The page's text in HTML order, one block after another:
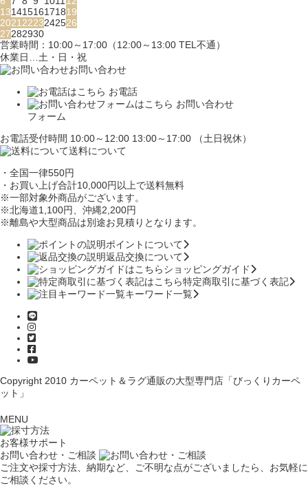
13141516171819
20212223242526
27282930
営業時間：10:00～17:00（12:00～13:00 TEL不通）
休業日…土・日・祝
お問い合わせ
お電話
お問い合わせ
フォーム
お電話受付時間 10:00～12:00 13:00～17:00 （土日祝休）
送料について
・全国一律550円
・お買い上げ合計10,000円 以上で送料無料
※一部対象外商品がございます。
※北海道1,100円、沖縄2,200円
※離島や大型商品は別途お見積りとなります。
ポイントについて
返品交換について
ショッピングガイド
特定商取引に基づく表記
キーワード一覧
Copyright 2010 カーペット＆ラグ通販の大型専門店「びっくりカーペ
ット」
MENU
お客様サポート
お問い合わせ・ご相談
ご注文や採寸方法、納期など、ご不明な点がございましたら、お気軽に
ご相談ください。